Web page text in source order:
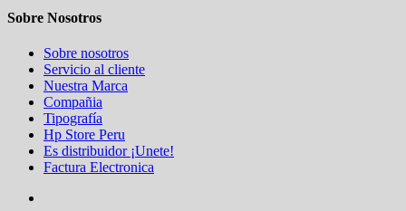
Sobre Nosotros
Sobre nosotros
Servicio al cliente
Nuestra Marca
Compañia
Tipografía
Hp Store Peru
Es distribuidor ¡Unete!
Factura Electronica